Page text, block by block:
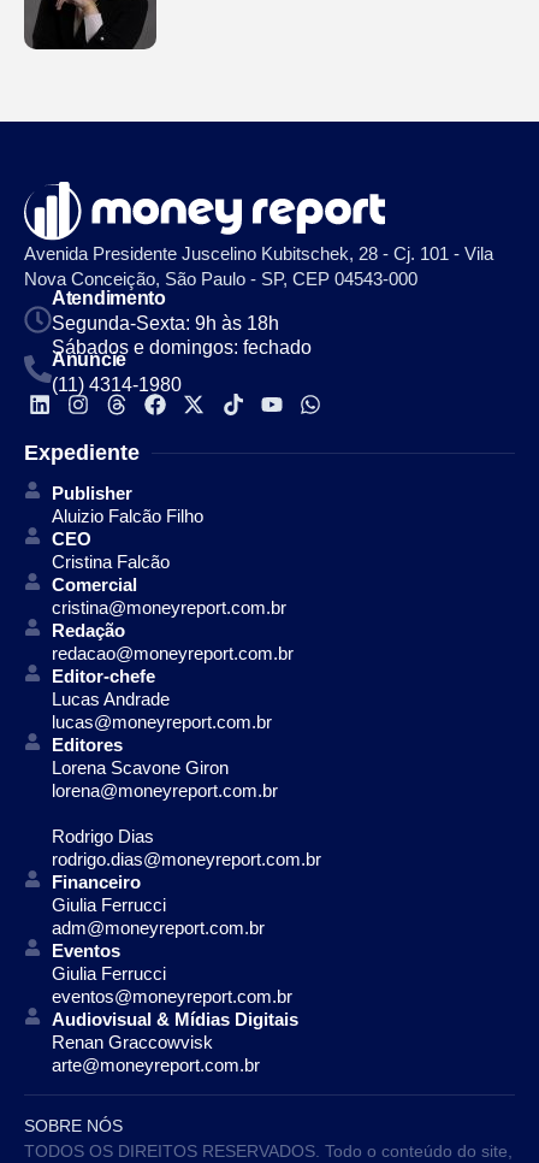
Avenida Presidente Juscelino Kubitschek, 28 - Cj. 101 - Vila
Nova Conceição, São Paulo - SP, CEP 04543-000
Atendimento
Segunda-Sexta: 9h às 18h
Sábados e domingos: fechado
Anuncie
(11) 4314-1980
Expediente
Publisher
Aluizio Falcão Filho
CEO
Cristina Falcão
Comercial
cristina@moneyreport.com.br
Redação
redacao@moneyreport.com.br
Editor-chefe
Lucas Andrade
lucas@moneyreport.com.br
Editores
Lorena Scavone Giron
lorena@moneyreport.com.br
Rodrigo Dias
rodrigo.dias@moneyreport.com.br
Financeiro
Giulia Ferrucci
adm@moneyreport.com.br
Eventos
Giulia Ferrucci
eventos@moneyreport.com.br
Audiovisual & Mídias Digitais
Renan Graccowvisk
arte@moneyreport.com.br
SOBRE NÓS
TODOS OS DIREITOS RESERVADOS. Todo o conteúdo do site,